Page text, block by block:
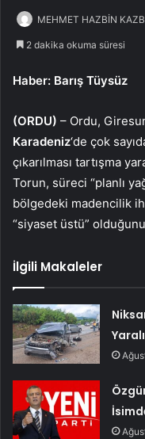
MEHMET HAZBİN
2 dakika okuma süresi
Haber: Barış Tüysüz
(ORDU) – Ordu,
Karadeniz‘de çok
çıkarılması tartışma
Torun, süreci “planlı
bölgedeki madencilik
“siyaset üstü”
İlgili Makaleler
Yaralı